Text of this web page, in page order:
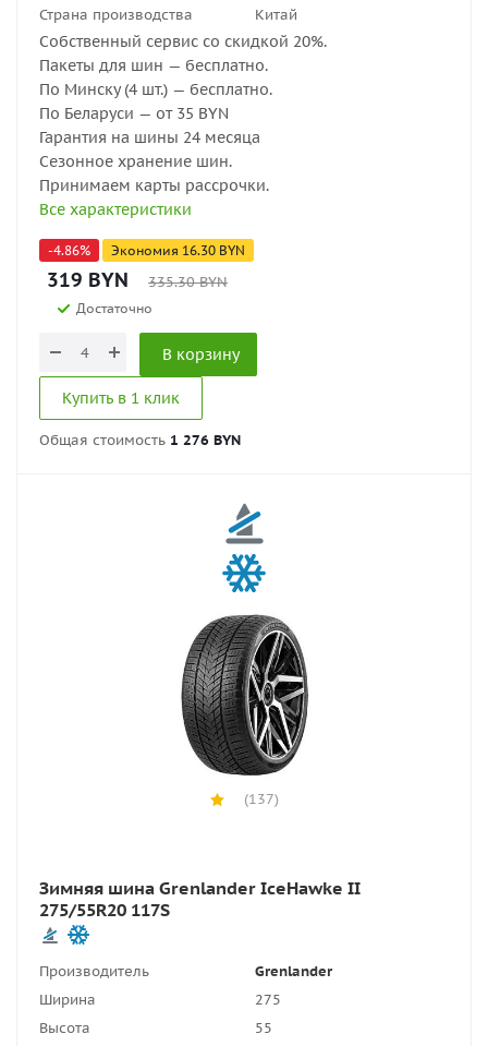
Страна производства
Китай
Собственный сервис со скидкой 20%.
Пакеты для шин — бесплатно.
По Минску (4 шт.) — бесплатно.
По Беларуси — от 35 BYN
Гарантия на шины 24 месяца
Сезонное хранение шин.
Принимаем карты рассрочки.
Все характеристики
-4.86% Экономия 16.30 BYN
319 BYN 335.30BYN
Достаточно
В корзину
Купить в 1 клик
Общая стоимость 1 276 BYN
(137)
Зимняя шина Grenlander IceHawke II
275/55R20 117S
Производитель
Grenlander
Ширина
275
Высота
55